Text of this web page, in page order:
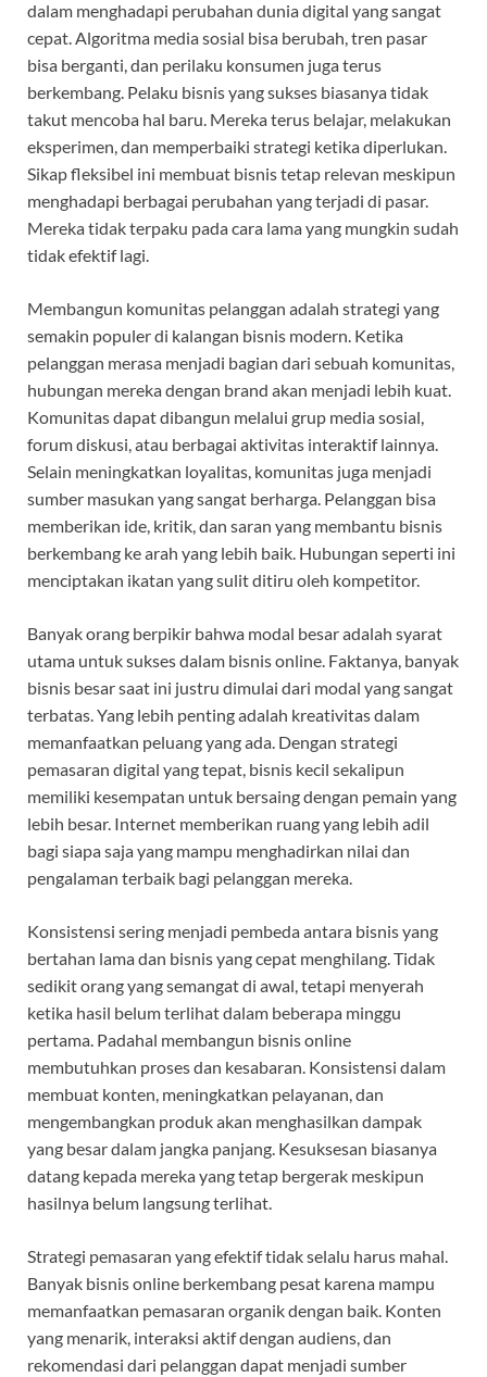
dalam menghadapi perubahan dunia digital yang sangat
cepat. Algoritma media sosial bisa berubah, tren pasar
bisa berganti, dan perilaku konsumen juga terus
berkembang. Pelaku bisnis yang sukses biasanya tidak
takut mencoba hal baru. Mereka terus belajar, melakukan
eksperimen, dan memperbaiki strategi ketika diperlukan.
Sikap fleksibel ini membuat bisnis tetap relevan meskipun
menghadapi berbagai perubahan yang terjadi di pasar.
Mereka tidak terpaku pada cara lama yang mungkin sudah
tidak efektif lagi.
Membangun komunitas pelanggan adalah strategi yang
semakin populer di kalangan bisnis modern. Ketika
pelanggan merasa menjadi bagian dari sebuah komunitas,
hubungan mereka dengan brand akan menjadi lebih kuat.
Komunitas dapat dibangun melalui grup media sosial,
forum diskusi, atau berbagai aktivitas interaktif lainnya.
Selain meningkatkan loyalitas, komunitas juga menjadi
sumber masukan yang sangat berharga. Pelanggan bisa
memberikan ide, kritik, dan saran yang membantu bisnis
berkembang ke arah yang lebih baik. Hubungan seperti ini
menciptakan ikatan yang sulit ditiru oleh kompetitor.
Banyak orang berpikir bahwa modal besar adalah syarat
utama untuk sukses dalam bisnis online. Faktanya, banyak
bisnis besar saat ini justru dimulai dari modal yang sangat
terbatas. Yang lebih penting adalah kreativitas dalam
memanfaatkan peluang yang ada. Dengan strategi
pemasaran digital yang tepat, bisnis kecil sekalipun
memiliki kesempatan untuk bersaing dengan pemain yang
lebih besar. Internet memberikan ruang yang lebih adil
bagi siapa saja yang mampu menghadirkan nilai dan
pengalaman terbaik bagi pelanggan mereka.
Konsistensi sering menjadi pembeda antara bisnis yang
bertahan lama dan bisnis yang cepat menghilang. Tidak
sedikit orang yang semangat di awal, tetapi menyerah
ketika hasil belum terlihat dalam beberapa minggu
pertama. Padahal membangun bisnis online
membutuhkan proses dan kesabaran. Konsistensi dalam
membuat konten, meningkatkan pelayanan, dan
mengembangkan produk akan menghasilkan dampak
yang besar dalam jangka panjang. Kesuksesan biasanya
datang kepada mereka yang tetap bergerak meskipun
hasilnya belum langsung terlihat.
Strategi pemasaran yang efektif tidak selalu harus mahal.
Banyak bisnis online berkembang pesat karena mampu
memanfaatkan pemasaran organik dengan baik. Konten
yang menarik, interaksi aktif dengan audiens, dan
rekomendasi dari pelanggan dapat menjadi sumber